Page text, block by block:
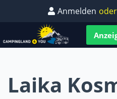
Anmelden oder
Laika